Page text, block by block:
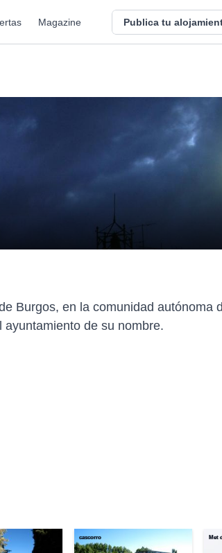
Magazine Publica tu
Burgos, en la comunidad autónoma
de su nombre.
cascorro Met